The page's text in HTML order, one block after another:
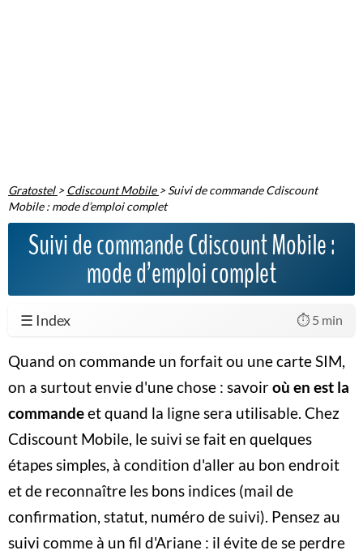
Gratostel >Cdiscount Mobile >Suivi de commande Cdiscount
Mobile : mode d’emploi complet
Suivi de commande Cdiscount Mobile :
mode d’emploi complet
☰ Index ⏱️ 5 min
Quand on commande un forfait ou une carte SIM,
on a surtout envie d'une chose : savoiroù en est la
commandeet quand la ligne sera utilisable. Chez
Cdiscount Mobile, le suivi se fait en quelques
étapes simples, à condition d'aller au bon endroit
et de reconnaître les bons indices (mail de
confirmation, statut, numéro de suivi). Pensez au
suivi comme à un fil d'Ariane : il évite de se perdre